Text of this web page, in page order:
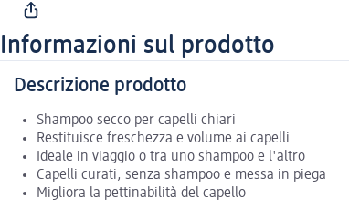
Informazioni sul prodotto
Descrizione prodotto
Shampoo secco per capelli chiari
Restituisce freschezza e volume ai capelli
Ideale in viaggio o tra uno shampoo e l'altro
Capelli curati, senza shampoo e messa in piega
Migliora la pettinabilità del capello